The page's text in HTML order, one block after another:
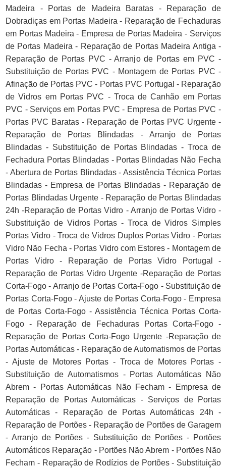
Madeira - Portas de Madeira Baratas - Reparação de
Dobradiças em Portas Madeira - Reparação de Fechaduras
em Portas Madeira - Empresa de Portas Madeira - Serviços
de Portas Madeira - Reparação de Portas Madeira Antiga -
Reparação de Portas PVC - Arranjo de Portas em PVC -
Substituição de Portas PVC - Montagem de Portas PVC -
Afinação de Portas PVC - Portas PVC Portugal - Reparação
de Vidros em Portas PVC - Troca de Canhão em Portas
PVC - Serviços em Portas PVC - Empresa de Portas PVC -
Portas PVC Baratas - Reparação de Portas PVC Urgente -
Reparação de Portas Blindadas - Arranjo de Portas
Blindadas - Substituição de Portas Blindadas - Troca de
Fechadura Portas Blindadas - Portas Blindadas Não Fecha
- Abertura de Portas Blindadas - Assistência Técnica Portas
Blindadas - Empresa de Portas Blindadas - Reparação de
Portas Blindadas Urgente - Reparação de Portas Blindadas
24h -Reparação de Portas Vidro - Arranjo de Portas Vidro -
Substituição de Vidros Portas - Troca de Vidros Simples
Portas Vidro - Troca de Vidros Duplos Portas Vidro - Portas
Vidro Não Fecha - Portas Vidro com Estores - Montagem de
Portas Vidro - Reparação de Portas Vidro Portugal -
Reparação de Portas Vidro Urgente -Reparação de Portas
Corta-Fogo - Arranjo de Portas Corta-Fogo - Substituição de
Portas Corta-Fogo - Ajuste de Portas Corta-Fogo - Empresa
de Portas Corta-Fogo - Assistência Técnica Portas Corta-
Fogo - Reparação de Fechaduras Portas Corta-Fogo -
Reparação de Portas Corta-Fogo Urgente -Reparação de
Portas Automáticas - Reparação de Automatismos de Portas
- Ajuste de Motores Portas - Troca de Motores Portas -
Substituição de Automatismos - Portas Automáticas Não
Abrem - Portas Automáticas Não Fecham - Empresa de
Reparação de Portas Automáticas - Serviços de Portas
Automáticas - Reparação de Portas Automáticas 24h -
Reparação de Portões - Reparação de Portões de Garagem
- Arranjo de Portões - Substituição de Portões - Portões
Automáticos Reparação - Portões Não Abrem - Portões Não
Fecham - Reparação de Rodízios de Portões - Substituição